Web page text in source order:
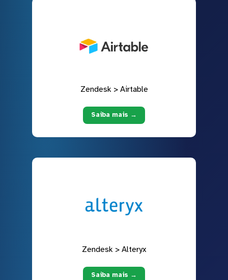
Zendesk > Airtable
Saiba mais →
Zendesk > Alteryx
Saiba mais →